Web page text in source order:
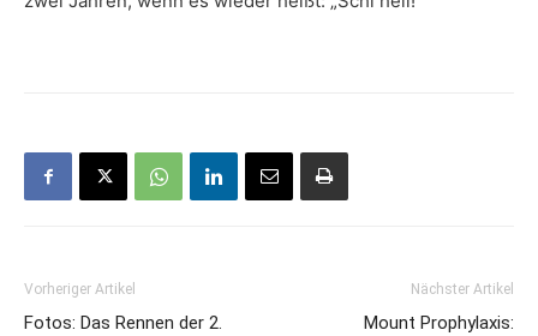
Vorheriger Artikel
Fotos: Das Rennen der 2.
Nächster Artikel
Mount Prophylaxis: